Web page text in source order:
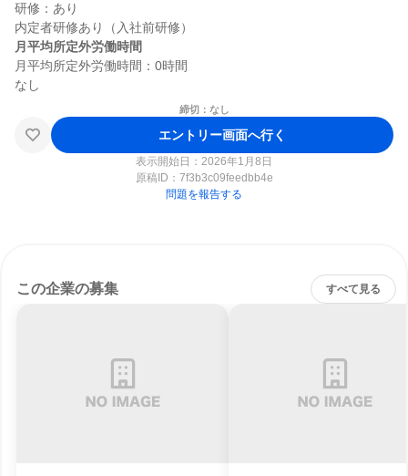
研修：あり
月平均所定外労働時間
月平均所定外労働時間：0時間
締切：なし
エントリー画面へ行く
表示開始日：2026年1月8日
原稿ID： 7f3b3c09feedbb4e
問題を報告する
この企業の募集 すべて見る